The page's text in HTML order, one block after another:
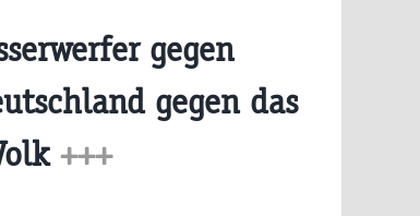
gegen
gegen das
+++